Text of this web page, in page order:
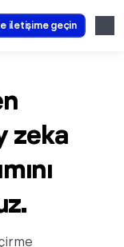
iletişime geçin
zeka